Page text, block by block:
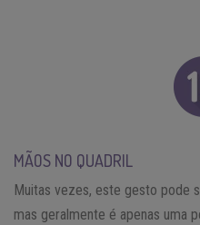
MÃOS NO QUADRIL
Muitas vezes, este gesto pode
mas geralmente é apenas uma